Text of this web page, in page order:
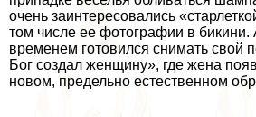
очень заинтересовались
том числе ее фотографии в
временем готовился снимать
Бог создал женщину», где жена
новом, предельно естественном